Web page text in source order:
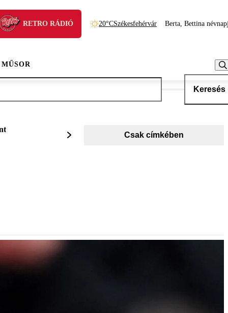
RETRO RÁDIÓ 20°CSzékesfehérvár Berta, Bettina
Keresés
Csak címkében